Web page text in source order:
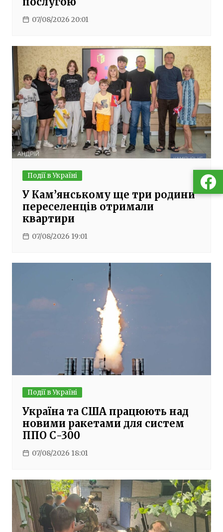
07/08/2026 20:01
Події в Україні
У Кам’янському ще три родини
переселенців отримали
квартири
07/08/2026 19:01
Події в Україні
Україна та США працюють над
новими ракетами для систем
ППО С-300
07/08/2026 18:01